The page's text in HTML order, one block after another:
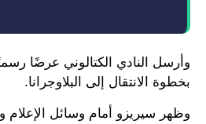
بخطوة الانتقال إلى البلاوجرانا.
وظهر سيريزو أمام وسائل الإعلام